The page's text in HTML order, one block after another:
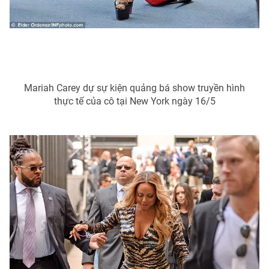
Photo Infographic
VTV Money VTV Thể thao
Thị trường 24h Tấm lòng Việt
VTV4 Vươn mình bằng AI
VTV9 VTV8
Liên hệ tòa soạn English
Mariah Carey dự sự kiện quảng bá show truyền hình
thực tế của cô tại New York ngày 16/5